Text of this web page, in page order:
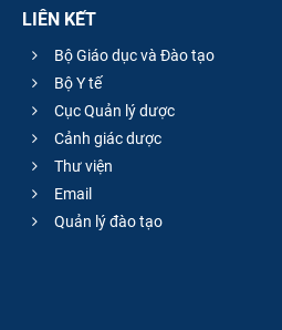
LIÊN KẾT
Bộ Giáo dục và Đào tạo
Bộ Y tế
Cục Quản lý dược
Cảnh giác dược
Thư viện
Email
Quản lý đào tạo